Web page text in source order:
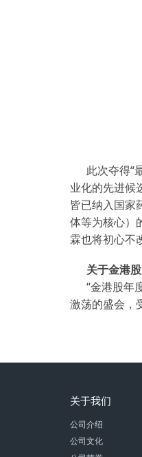
此次夺得“
业化的先进候
皆已纳入国家
体等为核心）
霖也将初心不
关于金港股
“金港股年
激荡的盛会，
关于我们
公司介绍
公司文化